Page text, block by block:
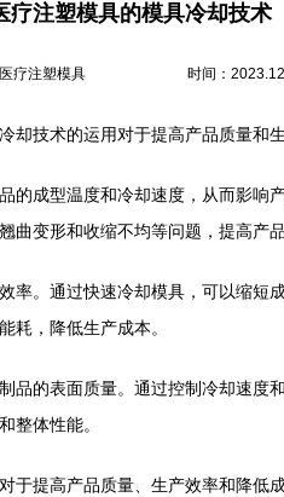
疗注塑模具的模具冷却技术
医疗注塑模具 时间：
却技术的运用对于提高产品质量和
成型温度和冷却速度，从而影响
曲变形和收缩不均等问题，提高产
。通过快速冷却模具，可以缩短
耗，降低生产成本。
的表面质量。通过控制冷却速度
整体性能。
于提高产品质量、生产效率和降低